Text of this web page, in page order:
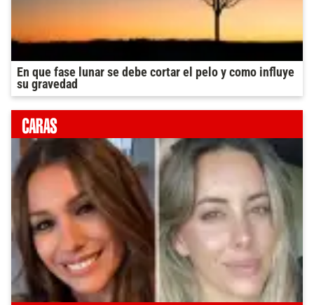
En que fase lunar se debe cortar el pelo y como influye
su gravedad